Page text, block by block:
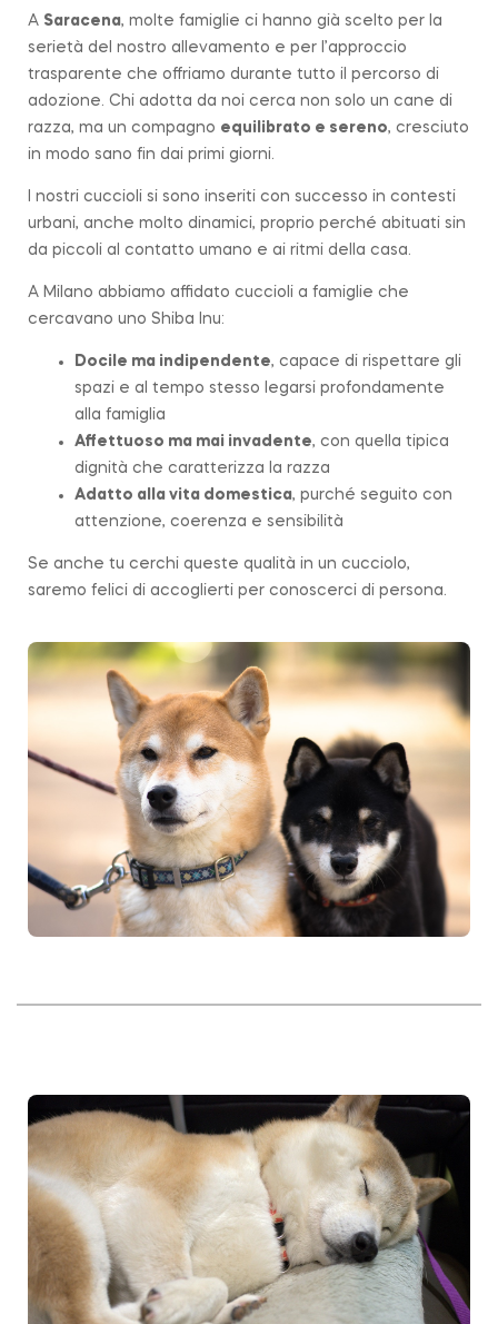
A Saracena, molte famiglie ci hanno già scelto per la
serietà del nostro allevamento e per l’approccio
trasparente che offriamo durante tutto il percorso di
adozione. Chi adotta da noi cerca non solo un cane di
razza, ma un compagno equilibrato e sereno, cresciuto
in modo sano fin dai primi giorni.
I nostri cuccioli si sono inseriti con successo in contesti
urbani, anche molto dinamici, proprio perché abituati sin
da piccoli al contatto umano e ai ritmi della casa.
A Milano abbiamo affidato cuccioli a famiglie che
cercavano uno Shiba Inu:
Docile ma indipendente, capace di rispettare gli
spazi e al tempo stesso legarsi profondamente
alla famiglia
Affettuoso ma mai invadente, con quella tipica
dignità che caratterizza la razza
Adatto alla vita domestica, purché seguito con
attenzione, coerenza e sensibilità
Se anche tu cerchi queste qualità in un cucciolo,
saremo felici di accoglierti per conoscerci di persona.